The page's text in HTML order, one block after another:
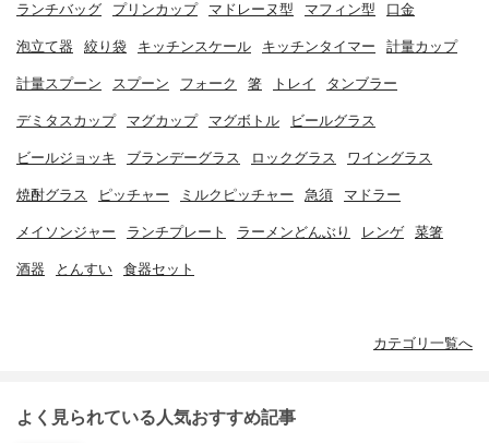
ランチバッグ プリンカップ マドレーヌ型 マフィン型 口金
泡立て器 絞り袋 キッチンスケール キッチンタイマー 計量カップ
計量スプーン スプーン フォーク 箸 トレイ タンブラー
デミタスカップ マグカップ マグボトル ビールグラス
ビールジョッキ ブランデーグラス ロックグラス ワイングラス
焼酎グラス ピッチャー ミルクピッチャー 急須 マドラー
メイソンジャー ランチプレート ラーメンどんぶり レンゲ 菜箸
酒器 とんすい 食器セット
カテゴリ一覧へ
よく見られている人気おすすめ記事